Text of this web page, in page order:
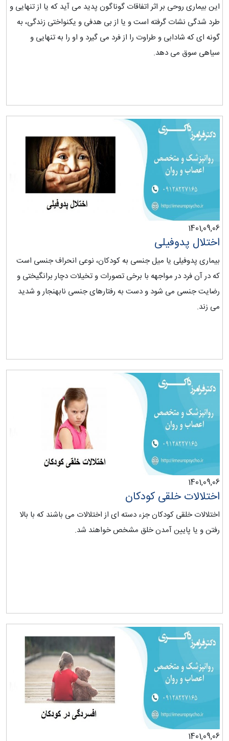
این بیماری روحی بر اثر اتفاقات گوناگون پدید می آید که یا از تنهایی و
طرد شدگی نشات گرفته است و یا از بی هدفی و یکنواختی زندگی، به
گونه ای که شادابی و طراوت را از فرد می گیرد و او را به تنهایی و
سیاهی سوق می دهد.
1401,09,06
اختلال پدوفیلی
بیماری پدوفیلی یا میل جنسی به کودکان، نوعی انحراف جنسی است
که در آن فرد در مواجهه با برخی تصورات و تخیلات دچار برانگیختی و
رضایت جنسی می شود و دست به رفتارهای جنسی نابهنجار و شدید
می زند.
1401,09,06
اختلالات خلقی کودکان
اختلالات خلقی کودکان جزء دسته ای از اختلالات می باشند که با بالا
رفتن و یا پایین آمدن خلق مشخص خواهند شد.
1401,09,06